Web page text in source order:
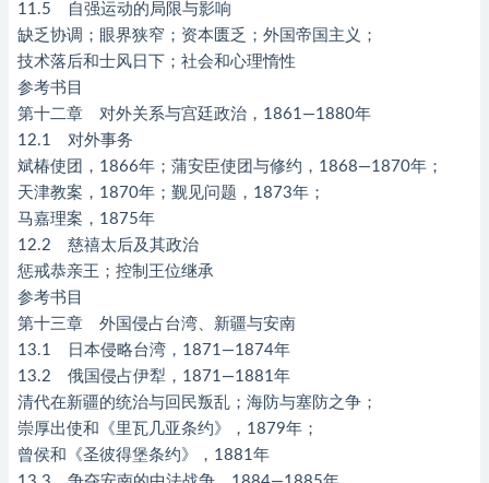
11.5 自强运动的局限与影响
缺乏协调；眼界狭窄；资本匮乏；外国帝国主义；
技术落后和士风日下；社会和心理惰性
参考书目
第十二章 对外关系与宫廷政治，1861—1880年
12.1 对外事务
斌椿使团，1866年；蒲安臣使团与修约，1868—1870年；
天津教案，1870年；觐见问题，1873年；
马嘉理案，1875年
12.2 慈禧太后及其政治
惩戒恭亲王；控制王位继承
参考书目
第十三章 外国侵占台湾、新疆与安南
13.1 日本侵略台湾，1871—1874年
13.2 俄国侵占伊犁，1871—1881年
清代在新疆的统治与回民叛乱；海防与塞防之争；
崇厚出使和《里瓦几亚条约》，1879年；
曾侯和《圣彼得堡条约》，1881年